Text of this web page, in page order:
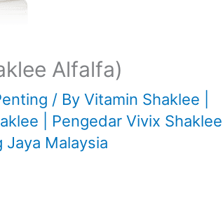
Alfalfa)
/ By Vitamin Shaklee |
| Pengedar Vivix Shaklee |
Jaya Malaysia